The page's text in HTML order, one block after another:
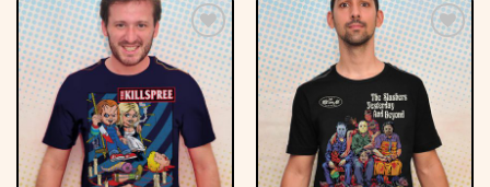
Adicionar
à lista de
desejos
Adicionar
à lista de
desejos